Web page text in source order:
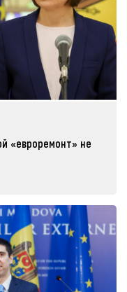
«евроремонт» не